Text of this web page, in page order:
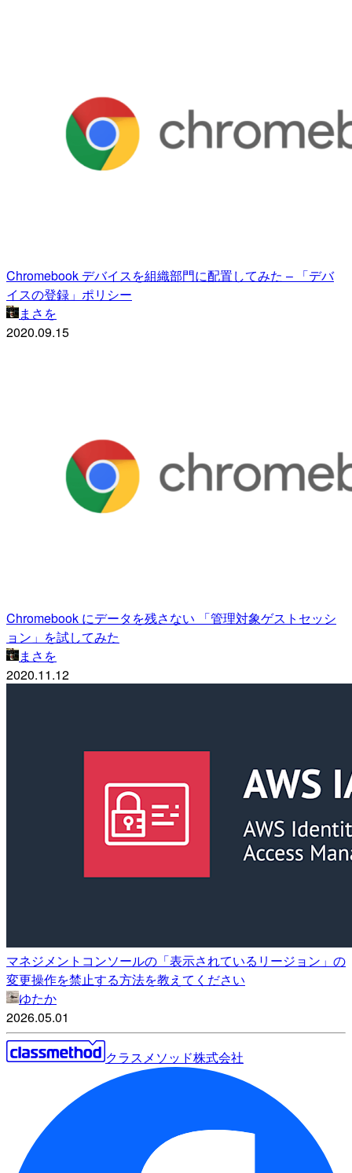
Chromebook デバイスを組織部門に配置してみた – 「デバ
イスの登録」ポリシー
まさを
2020.09.15
Chromebook にデータを残さない 「管理対象ゲストセッシ
ョン」を試してみた
まさを
2020.11.12
マネジメントコンソールの「表示されているリージョン」の
変更操作を禁止する方法を教えてください
ゆたか
2026.05.01
クラスメソッド株式会社